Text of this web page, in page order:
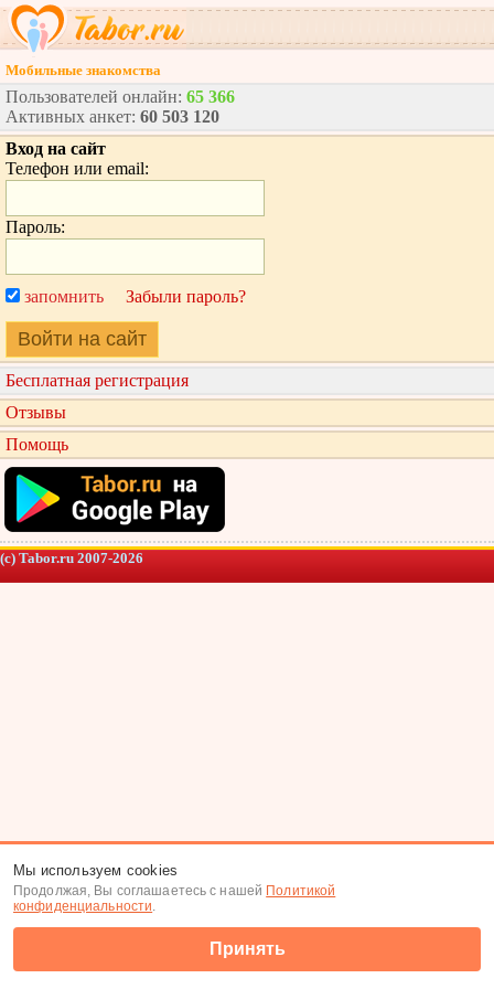
Мобильные знакомства
Пользователей онлайн: 65 366
Активных анкет: 60 503 120
Вход на сайт
Телефон или email:
Пароль:
запомнить Забыли пароль?
Войти на сайт
Бесплатная регистрация
Отзывы
Помощь
(c) Tabor.ru 2007-2026
Мы используем cookies
Продолжая, Вы соглашаетесь с нашей Политикой
конфиденциальности.
Принять